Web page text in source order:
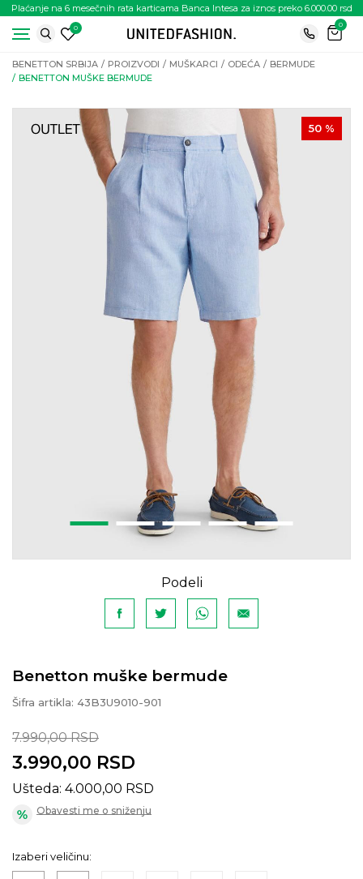
Plaćanje na 6 mesečnih rata karticama Banca Intesa za iznos preko 6.000.00 rsd
0
0
BENETTON SRBIJA PROIZVODI MUŠKARCI ODEĆA
BERMUDE
BENETTON MUŠKE BERMUDE
50 %
Podeli
Benetton muške bermude
Šifra artikla: 43B3U9010-901
7.990,00 RSD
3.990,00 RSD
Ušteda: 4.000,00 RSD
Obavesti me o sniženju
Izaberi veličinu: